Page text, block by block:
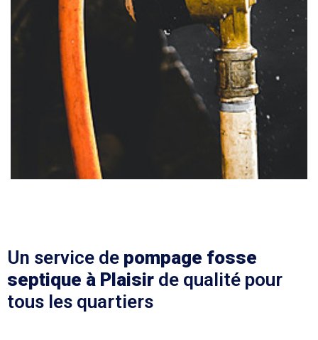
Un service de pompage fosse
septique à Plaisir de qualité pour
tous les quartiers